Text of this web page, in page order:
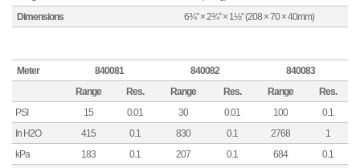
Dimensions
6¾” × 2¾” × 1½” (208 × 70 × 40mm)
Meter 840081 840082
840083
Range
Res. Range Res. Range
Res.
PSI
15 0.01 30 0.01 100
0.1
In H2O
415 0.1 830 0.1 2768
1
kPa
183 0.1 207 0.1 684
0.1